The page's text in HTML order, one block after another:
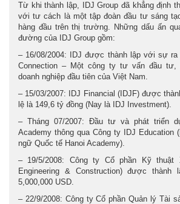
Từ khi thành lập, IDJ Group đã khẳng định
với tư cách là một tập đoàn đầu tư sáng
hàng đầu trên thị trường. Những dấu ấn
đường của IDJ Group gồm:
– 16/08/2004: IDJ được thành lập với sự
Connection – Một công ty tư vấn đầu tư,
doanh nghiệp đầu tiên của Việt Nam.
– 15/03/2007: IDJ Financial (IDJF) được
lệ là 149,6 tỷ đồng (Nay là IDJ Investment).
– Tháng 07/2007: Đầu tư và phát triển
Academy thông qua Công ty IDJ Education
ngữ Quốc tế Hanoi Academy).
– 19/5/2008: Công ty Cổ phần Kỹ thuật
Engineering & Construction) được
5,000,000 USD.
– 22/9/2008: Công ty Cổ phần Quản lý Tài